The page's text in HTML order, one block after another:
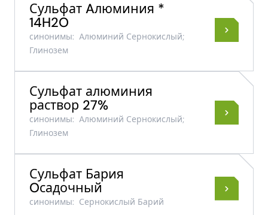
Сульфат Aлюминия *
14H2O
синонимы: Aлюминий Сернокислый;
Глинозем
Сульфат алюминия
раствор 27%
синонимы: Aлюминий Сернокислый;
Глинозем
Сульфат Бария
Oсадочный
синонимы: Сернокислый Барий